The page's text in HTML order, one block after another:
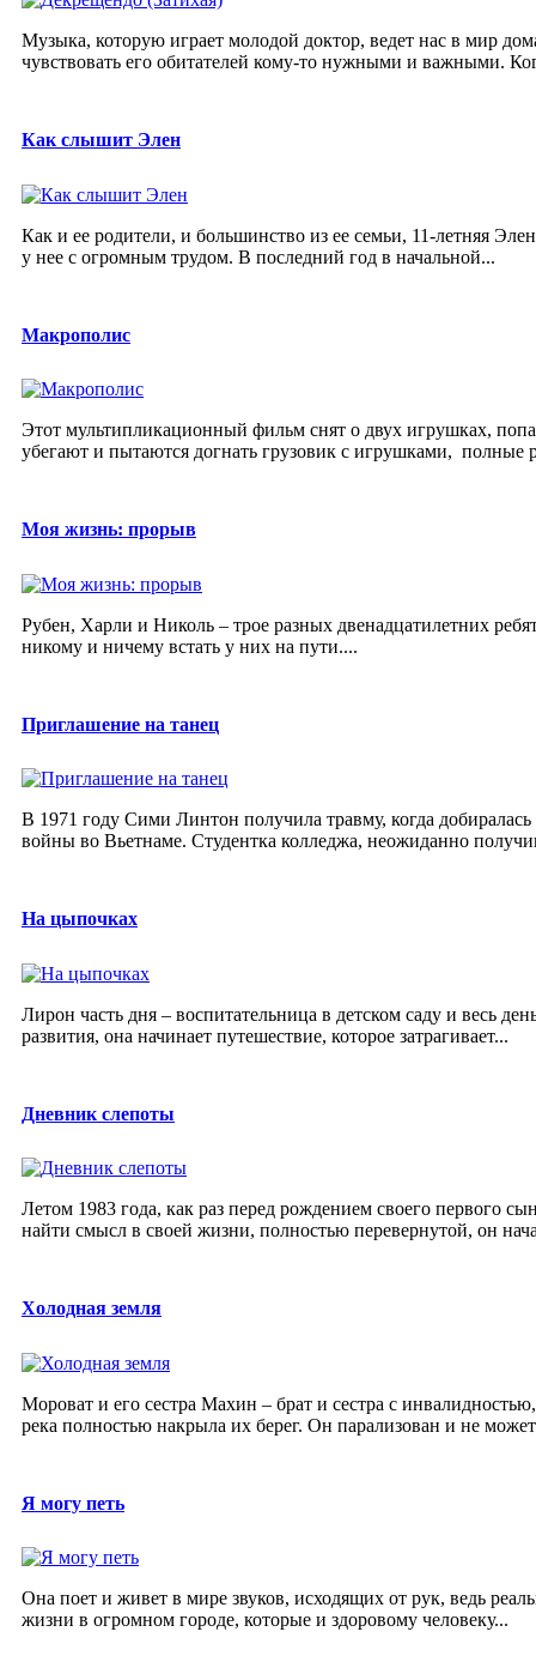
Музыка, которую играет молодой доктор, ведет нас в мир
чувствовать его обитателей кому-то нужными и важными.
Как слышит Элен
Как и ее родители, и большинство из ее семьи, 11-летняя
у нее с огромным трудом. В последний год в начальной...
Макрополис
Этот мультипликационный фильм снят о двух игрушках,
убегают и пытаются догнать грузовик с игрушками, полные
Моя жизнь: прорыв
Рубен, Харли и Николь – трое разных двенадцатилетних
никому и ничему встать у них на пути....
Приглашение на танец
В 1971 году Сими Линтон получила травму, когда
войны во Вьетнаме. Студентка колледжа, неожиданно
На цыпочках
Лирон часть дня – воспитательница в детском саду и весь
развития, она начинает путешествие, которое затрагивает...
Дневник слепоты
Летом 1983 года, как раз перед рождением своего первого
найти смысл в своей жизни, полностью перевернутой, он
Холодная земля
Мороват и его сестра Махин – брат и сестра с
река полностью накрыла их берег. Он парализован и не может
Я могу петь
Она поет и живет в мире звуков, исходящих от рук, ведь
жизни в огромном городе, которые и здоровому человеку...